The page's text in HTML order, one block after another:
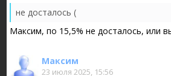
не досталось (
Максим, по 15,5% не досталось, или
Максим
23 июля 2025, 15:56